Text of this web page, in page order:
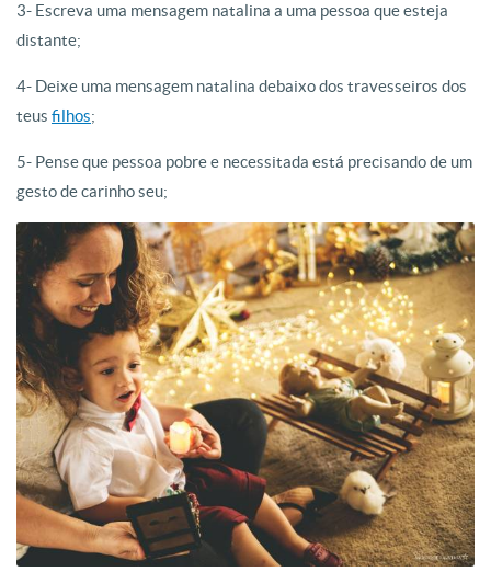
3- Escreva uma mensagem natalina a uma pessoa que esteja
distante;
4- Deixe uma mensagem natalina debaixo dos travesseiros dos
teus filhos;
5- Pense que pessoa pobre e necessitada está precisando de um
gesto de carinho seu;